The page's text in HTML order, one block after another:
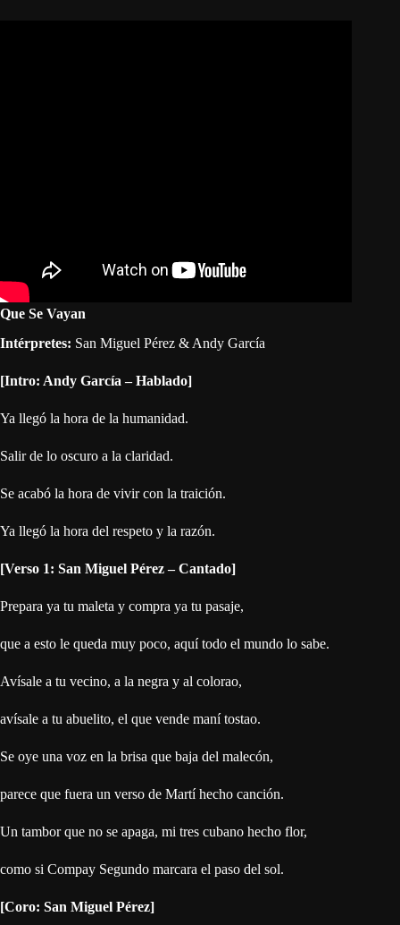
Que Se Vayan
Intérpretes: San Miguel Pérez & Andy García
[Intro: Andy García – Hablado]
Ya llegó la hora de la humanidad.
Salir de lo oscuro a la claridad.
Se acabó la hora de vivir con la traición.
Ya llegó la hora del respeto y la razón.
[Verso 1: San Miguel Pérez – Cantado]
Prepara ya tu maleta y compra ya tu pasaje,
que a esto le queda muy poco, aquí todo el mundo lo sabe.
Avísale a tu vecino, a la negra y al colorao,
avísale a tu abuelito, el que vende maní tostao.
Se oye una voz en la brisa que baja del malecón,
parece que fuera un verso de Martí hecho canción.
Un tambor que no se apaga, mi tres cubano hecho flor,
como si Compay Segundo marcara el paso del sol.
[Coro: San Miguel Pérez]